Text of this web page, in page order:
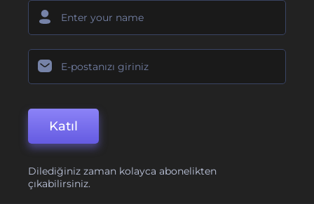
Katıl
Dilediğiniz zaman kolayca abonelikten
çıkabilirsiniz.